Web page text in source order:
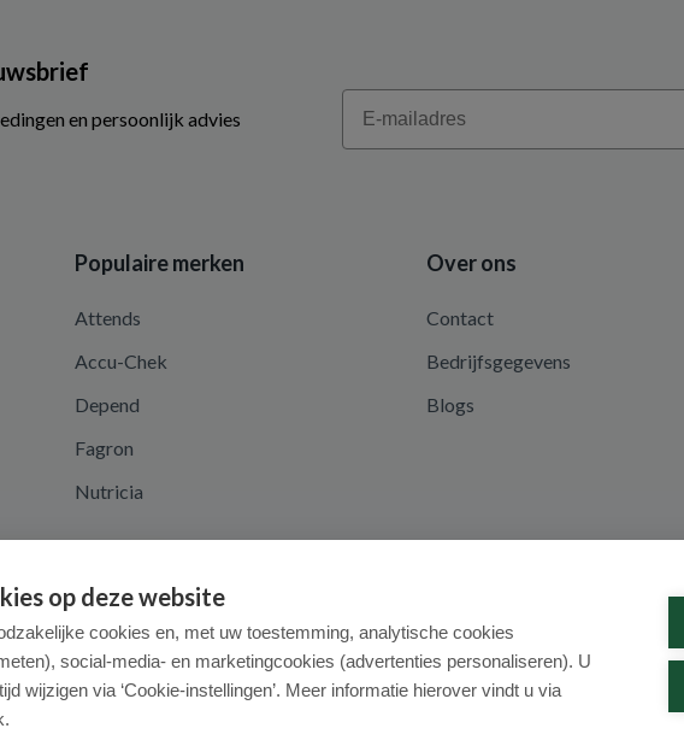
en persoonlijk advies
Email
Populaire merken
Attends
Accu-Chek
Depend
Fagron
Nutricia
Over ons
Contact
Bedrijfsgegevens
Blogs
op deze website
cookies en, met uw toestemming, analytische cookies
social-media- en marketingcookies (advertenties personaliseren). U
wijzigen via ‘Cookie-instellingen’. Meer informatie hierover vindt u via
en persoonlijk